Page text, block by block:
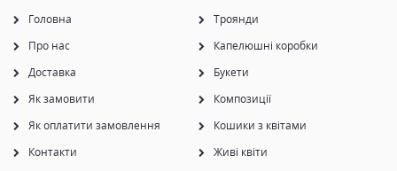
Головна
Про нас
Доставка
Як замовити
Як оплатити замовлення
Контакти
Троянди
Капелюшні коробки
Букети
Композиції
Кошики з квітами
Живі квіти